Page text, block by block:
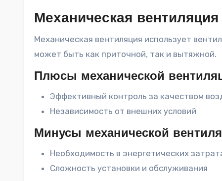
Механическая вентиляция
Механическая вентиляция использует
может быть как приточной, так и вытяжной.
Плюсы механической
Эффективный контроль за качеством
Независимость от внешних условий
Минусы механической
Необходимость в энергетических
Сложность установки и обслуживания